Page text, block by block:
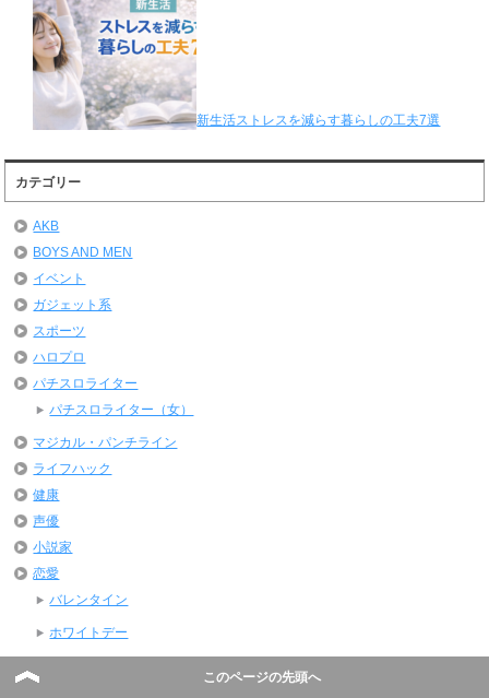
新生活ストレスを減らす暮らしの工夫7選
カテゴリー
AKB
BOYS AND MEN
イベント
ガジェット系
スポーツ
ハロプロ
パチスロライター
パチスロライター（女）
マジカル・パンチライン
ライフハック
健康
声優
小説家
恋愛
バレンタイン
ホワイトデー
このページの先頭へ